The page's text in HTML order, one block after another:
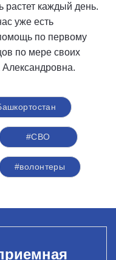
каждый день.
уже есть
по первому
по мере своих
Александровна.
#СВО
#волонтеры